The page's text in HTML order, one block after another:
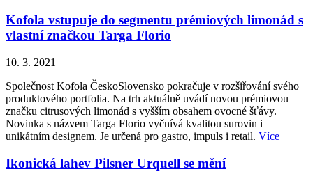
Kofola vstupuje do segmentu prémiových limonád s
vlastní značkou Targa Florio
10. 3. 2021
Společnost Kofola ČeskoSlovensko pokračuje v rozšiřování svého
produktového portfolia. Na trh aktuálně uvádí novou prémiovou
značku citrusových limonád s vyšším obsahem ovocné šťávy.
Novinka s názvem Targa Florio vyčnívá kvalitou surovin i
unikátním designem. Je určená pro gastro, impuls i retail. Více
Ikonická lahev Pilsner Urquell se mění